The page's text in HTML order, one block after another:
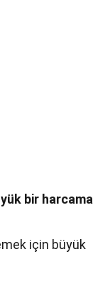
bir harcama
için büyük